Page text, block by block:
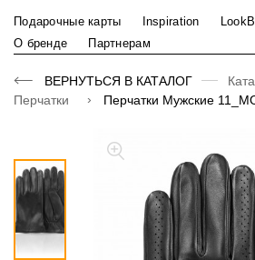
Подарочные карты Inspiration
О бренде
Партнерам
ВЕРНУТЬСЯ В КАТАЛОГ
Перчатки
Перчатки Мужские